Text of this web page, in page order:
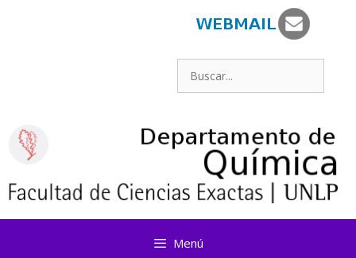
Buscar:
Menú